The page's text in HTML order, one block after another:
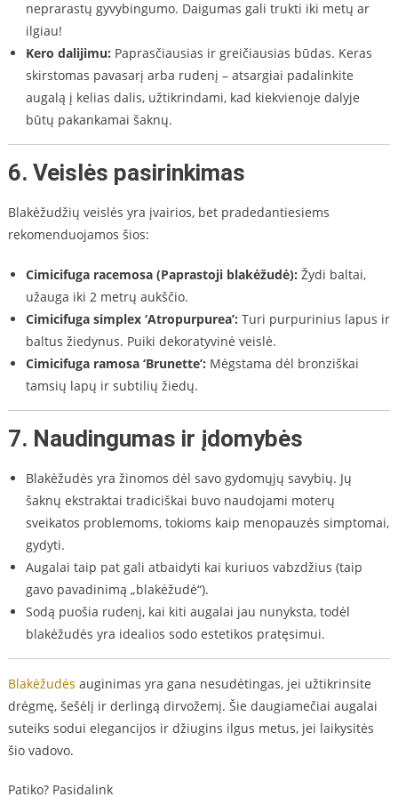
neprarastų gyvybingumo. Daigumas gali trukti iki metų ar
ilgiau!
Kero dalijimu: Paprasčiausias ir greičiausias būdas. Keras
skirstomas pavasarį arba rudenį – atsargiai padalinkite
augalą į kelias dalis, užtikrindami, kad kiekvienoje dalyje
būtų pakankamai šaknų.
6. Veislės pasirinkimas
Blakėžudžių veislės yra įvairios, bet pradedantiesiems
rekomenduojamos šios:
Cimicifuga racemosa (Paprastoji blakėžudė): Žydi baltai,
užauga iki 2 metrų aukščio.
Cimicifuga simplex ‘Atropurpurea’: Turi purpurinius lapus ir
baltus žiedynus. Puiki dekoratyvinė veislė.
Cimicifuga ramosa ‘Brunette’: Mėgstama dėl bronziškai
tamsių lapų ir subtilių žiedų.
7. Naudingumas ir įdomybės
Blakėžudės yra žinomos dėl savo gydomųjų savybių. Jų
šaknų ekstraktai tradiciškai buvo naudojami moterų
sveikatos problemoms, tokioms kaip menopauzės simptomai,
gydyti.
Augalai taip pat gali atbaidyti kai kuriuos vabzdžius (taip
gavo pavadinimą „blakėžudė“).
Sodą puošia rudenį, kai kiti augalai jau nunyksta, todėl
blakėžudės yra idealios sodo estetikos pratęsimui.
Blakėžudės auginimas yra gana nesudėtingas, jei užtikrinsite
drėgmę, šešėlį ir derlingą dirvožemį. Šie daugiamečiai augalai
suteiks sodui elegancijos ir džiugins ilgus metus, jei laikysitės
šio vadovo.
Patiko? Pasidalink